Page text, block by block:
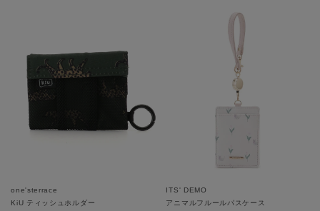
one'sterrace
KiU ティッシュホルダー
ITS' DEMO
アニマルフルールパスケース